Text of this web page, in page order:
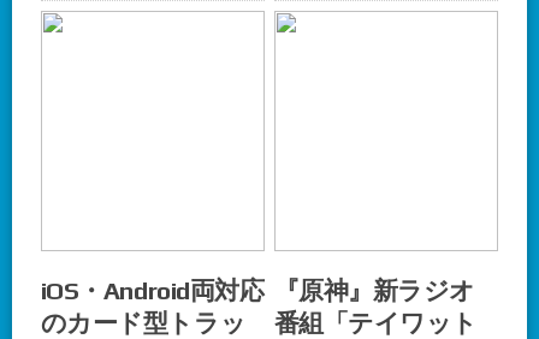
iOS・Android両対応
のカード型トラッ
『原神』新ラジオ
番組「テイワット